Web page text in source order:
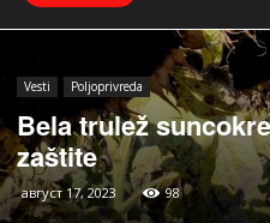
Vesti Poljoprivreda
Bela trulež
zaštite
август 17, 2023 98